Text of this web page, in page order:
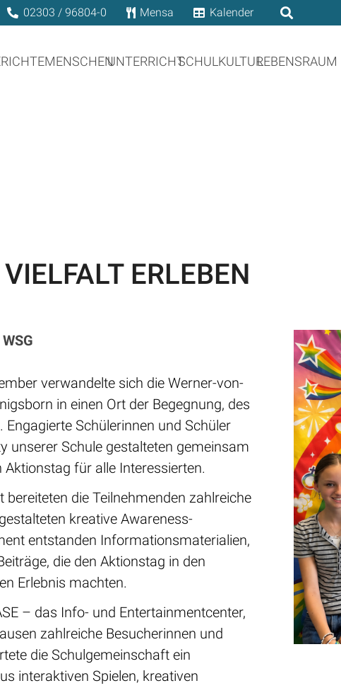
02303 / 96804-0 Mensa Kalender
MENSCHENUNTERRICHTSCHULKULTURLEBENSRAUM
ERLEBEN
verwandelte sich die Werner-von-
in einen Ort der Begegnung, des
Schülerinnen und Schüler
unserer Schule gestalteten gemeinsam
für alle Interessierten.
die Teilnehmenden zahlreiche
kreative Awareness-
entstanden Informationsmaterialien,
die den Aktionstag in den
Erlebnis machten.
– das Info- und Entertainmentcenter,
zahlreiche Besucherinnen und
die Schulgemeinschaft ein
interaktiven Spielen, kreativen